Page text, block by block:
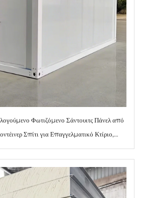
Φωτιζόμενο Σάντουιτς Πάνελ από
Σπίτι για Επαγγελματικό Κτίριο,
& Εξωτερική Χρήση Καθιστικού